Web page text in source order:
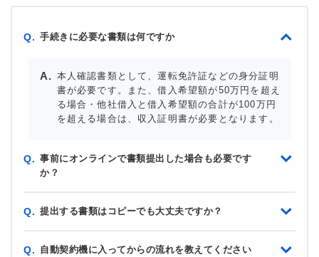
Q. 手続きに必要な書類は何ですか
本人確認書類として、運転免許証などの身分証明
書が必要です。また、借入希望額が50万円を超え
る場合・他社借入と借入希望額の合計が100万円
を超える場合は、収入証明書が必要となります。
Q. 事前にオンラインで書類提出した場合も必要です
か？
Q. 提出する書類はコピーでも大丈夫ですか？
Q. 自動契約機に入ってからの流れを教えてください